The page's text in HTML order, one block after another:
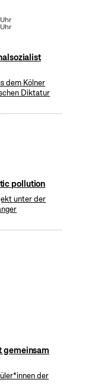
dem Kölner
Diktatur
pollution
unter der
gemeinsam
der